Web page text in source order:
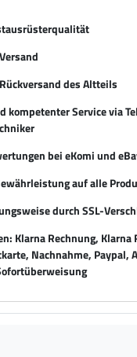
des Altteils
kompetenter Service via
bei eKomi und
auf alle
durch SSL-
Klarna Rechnung, Klarna
Nachnahme, Paypal,